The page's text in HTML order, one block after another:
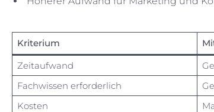
Kriterium
Zeitaufwand
Fachwissen erforderlich
Kosten